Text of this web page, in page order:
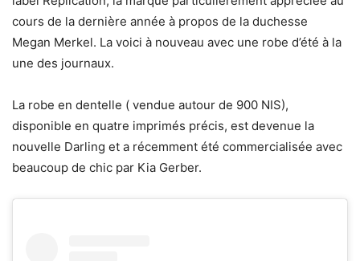
cours de la dernière année à propos de la duchesse
Megan Merkel. La voici à nouveau avec une robe d’été à la
une des journaux.
La robe en dentelle ( vendue autour de 900 NIS),
disponible en quatre imprimés précis, est devenue la
nouvelle Darling et a récemment été commercialisée avec
beaucoup de chic par Kia Gerber.